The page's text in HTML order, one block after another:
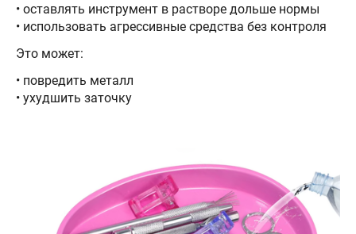
• оставлять инструмент в растворе дольше нормы
• использовать агрессивные средства без контроля
Это может:
• повредить металл
• ухудшить заточку